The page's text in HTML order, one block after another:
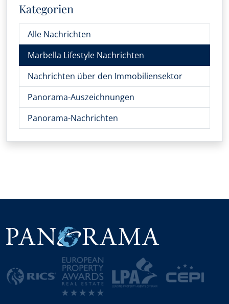
Kategorien
Alle Nachrichten
Marbella Lifestyle Nachrichten
Nachrichten über den Immobiliensektor
Panorama-Auszeichnungen
Panorama-Nachrichten